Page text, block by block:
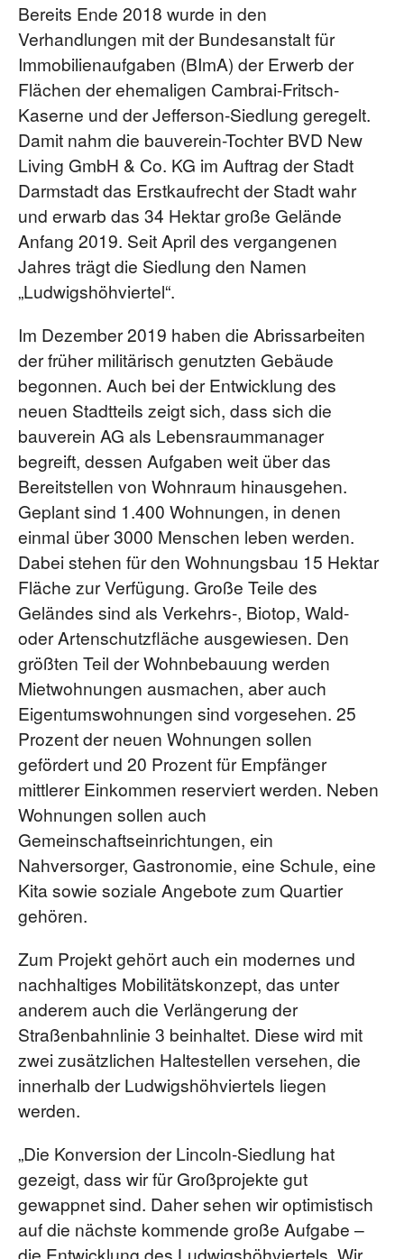
Bereits Ende 2018 wurde in den
Verhandlungen mit der Bundesanstalt für
Immobilienaufgaben (BImA) der Erwerb der
Flächen der ehemaligen Cambrai-Fritsch-
Kaserne und der Jefferson-Siedlung geregelt.
Damit nahm die bauverein-Tochter BVD New
Living GmbH & Co. KG im Auftrag der Stadt
Darmstadt das Erstkaufrecht der Stadt wahr
und erwarb das 34 Hektar große Gelände
Anfang 2019. Seit April des vergangenen
Jahres trägt die Siedlung den Namen
„Ludwigshöhviertel“.
Im Dezember 2019 haben die Abrissarbeiten
der früher militärisch genutzten Gebäude
begonnen. Auch bei der Entwicklung des
neuen Stadtteils zeigt sich, dass sich die
bauverein AG als Lebensraummanager
begreift, dessen Aufgaben weit über das
Bereitstellen von Wohnraum hinausgehen.
Geplant sind 1.400 Wohnungen, in denen
einmal über 3000 Menschen leben werden.
Dabei stehen für den Wohnungsbau 15 Hektar
Fläche zur Verfügung. Große Teile des
Geländes sind als Verkehrs-, Biotop, Wald-
oder Artenschutzfläche ausgewiesen. Den
größten Teil der Wohnbebauung werden
Mietwohnungen ausmachen, aber auch
Eigentumswohnungen sind vorgesehen. 25
Prozent der neuen Wohnungen sollen
gefördert und 20 Prozent für Empfänger
mittlerer Einkommen reserviert werden. Neben
Wohnungen sollen auch
Gemeinschaftseinrichtungen, ein
Nahversorger, Gastronomie, eine Schule, eine
Kita sowie soziale Angebote zum Quartier
gehören.
Zum Projekt gehört auch ein modernes und
nachhaltiges Mobilitätskonzept, das unter
anderem auch die Verlängerung der
Straßenbahnlinie 3 beinhaltet. Diese wird mit
zwei zusätzlichen Haltestellen versehen, die
innerhalb der Ludwigshöhviertels liegen
werden.
„Die Konversion der Lincoln-Siedlung hat
gezeigt, dass wir für Großprojekte gut
gewappnet sind. Daher sehen wir optimistisch
auf die nächste kommende große Aufgabe –
die Entwicklung des Ludwigshöhviertels. Wir